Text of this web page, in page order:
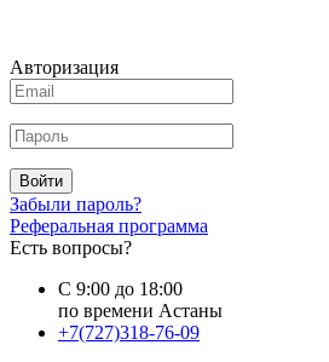
Авторизация
Войти
Забыли пароль?
Реферальная программа
Есть вопросы?
С 9:00 до 18:00
по времени Астаны
+7(727)318-76-09